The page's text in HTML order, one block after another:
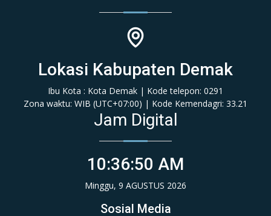
Lokasi Kabupaten Demak
Ibu Kota : Kota Demak | Kode telepon: 0291
Zona waktu: WIB (‎UTC+07:00‎)‎ | Kode Kemendagri: 33.21
Jam Digital
10:36:51 AM
Minggu, 9 AGUSTUS 2026
Sosial Media